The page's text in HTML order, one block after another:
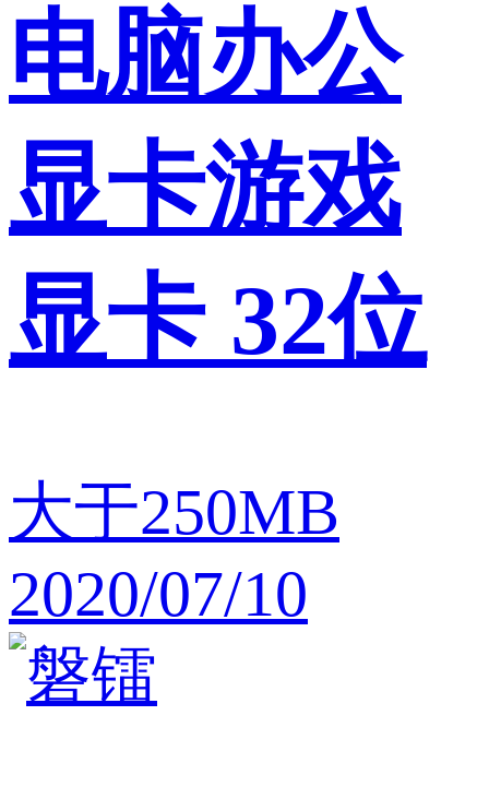
电脑办公
显卡游戏
显卡 32位
大于250MB
2020/07/10